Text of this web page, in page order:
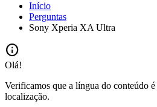
Início
Perguntas
Sony Xperia XA Ultra
info
Olá!
Verificamos que a língua do conteúdo
localização.